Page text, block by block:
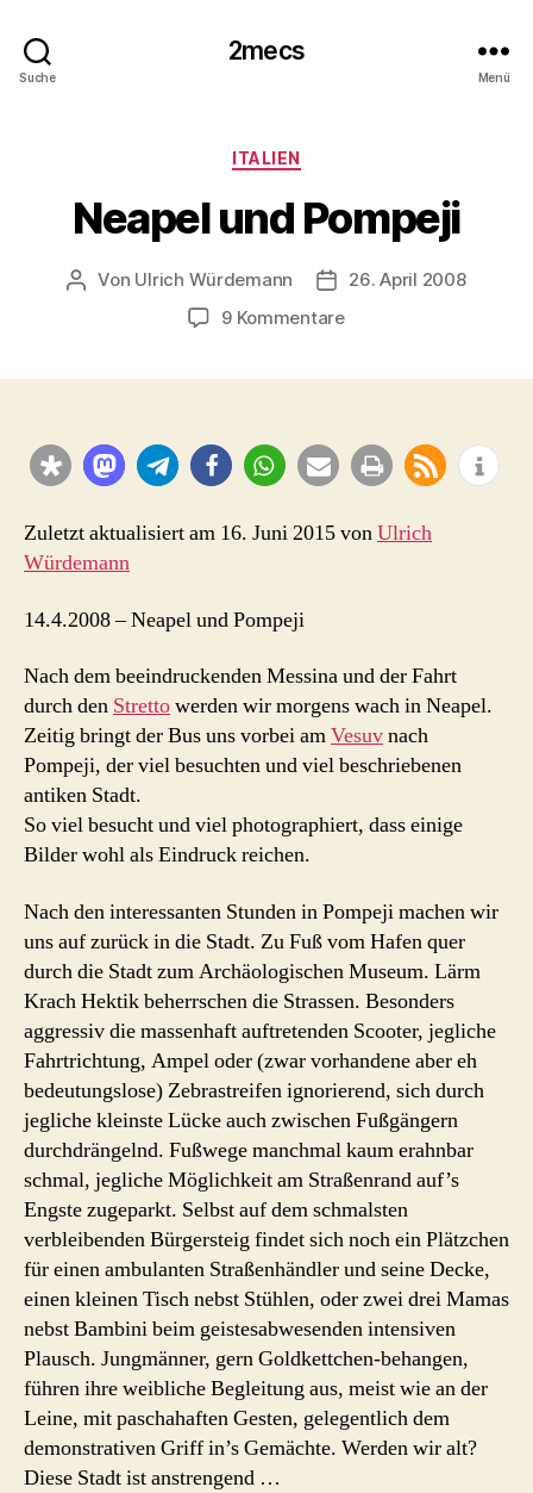
Suche
2mecs
Menü
Kategorien
ITALIEN
Neapel und Pompeji
Beitragsautor
Von Ulrich Würdemann Beitragsdatum
26. April 2008
9 Kommentarezu
Zuletzt aktualisiert am 16. Juni 2015 vonUlrich
Würdemann
14.4.2008 – Neapel und Pompeji
Nach dem beeindruckenden Messina und der Fahrt
durch den Strettowerden wir morgens wach in Neapel.
Zeitig bringt der Bus uns vorbei amVesuvnach
Pompeji, der viel besuchten und viel beschriebenen
antiken Stadt.
So viel besucht und viel photographiert, dass einige
Bilder wohl als Eindruck reichen.
Nach den interessanten Stunden in Pompeji machen wir
uns auf zurück in die Stadt. Zu Fuß vom Hafen quer
durch die Stadt zum Archäologischen Museum. Lärm
Krach Hektik beherrschen die Strassen. Besonders
aggressiv die massenhaft auftretenden Scooter, jegliche
Fahrtrichtung, Ampel oder (zwar vorhandene aber eh
bedeutungslose) Zebrastreifen ignorierend, sich durch
jegliche kleinste Lücke auch zwischen Fußgängern
durchdrängelnd. Fußwege manchmal kaum erahnbar
schmal, jegliche Möglichkeit am Straßenrand auf’s
Engste zugeparkt. Selbst auf dem schmalsten
verbleibenden Bürgersteig findet sich noch ein Plätzchen
für einen ambulanten Straßenhändler und seine Decke,
einen kleinen Tisch nebst Stühlen, oder zwei drei Mamas
nebst Bambini beim geistesabwesenden intensiven
Plausch. Jungmänner, gern Goldkettchen-behangen,
führen ihre weibliche Begleitung aus, meist wie an der
Leine, mit paschahaften Gesten, gelegentlich dem
demonstrativen Griff in’s Gemächte. Werden wir alt?
Diese Stadt ist anstrengend …